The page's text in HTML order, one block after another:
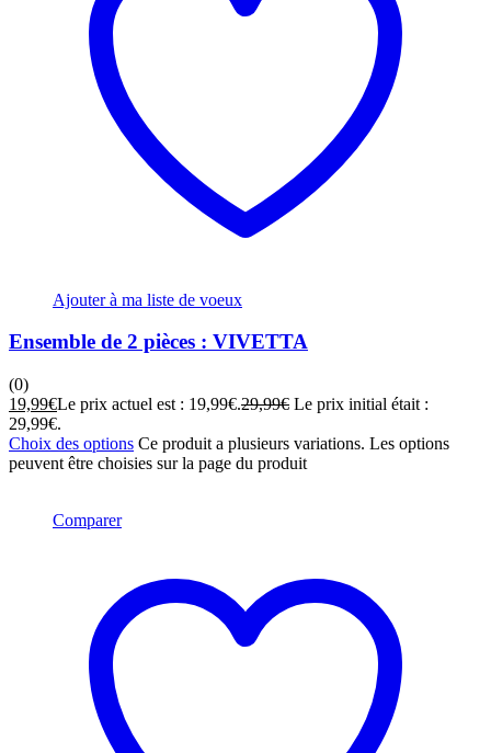
Ajouter à ma liste de voeux
Ensemble de 2 pièces : VIVETTA
(0)
19,99€Le prix actuel est : 19,99€.29,99€ Le prix initial était :
29,99€.
Choix des options Ce produit a plusieurs variations. Les options
peuvent être choisies sur la page du produit
Comparer